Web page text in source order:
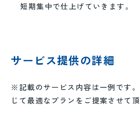
短期集中で仕上げていきます。
サービス提供の詳細
※記載のサービス内容は一例です
じて最適なプランをご提案させて頂